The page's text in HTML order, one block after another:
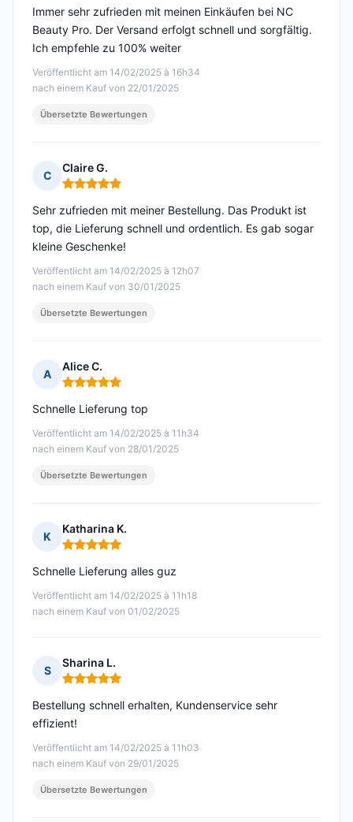
Veröffentlicht am 14/02/2025 à 16h34
nach einem Kauf von 22/01/2025
Immer sehr zufrieden mit meinen Einkäufen bei NC
Beauty Pro. Der Versand erfolgt schnell und sorgfältig.
Ich empfehle zu 100% weiter
Übersetzte Bewertungen
C
Claire G.
Hinweis: 5 von 5
Veröffentlicht am 14/02/2025 à 12h07
nach einem Kauf von 30/01/2025
Sehr zufrieden mit meiner Bestellung. Das Produkt ist
top, die Lieferung schnell und ordentlich. Es gab sogar
kleine Geschenke!
Übersetzte Bewertungen
A
Alice C.
Hinweis: 5 von 5
Veröffentlicht am 14/02/2025 à 11h34
nach einem Kauf von 28/01/2025
Schnelle Lieferung top
Übersetzte Bewertungen
K
Katharina K.
Hinweis: 5 von 5
Veröffentlicht am 14/02/2025 à 11h18
nach einem Kauf von 01/02/2025
Schnelle Lieferung alles guz
S
Sharina L.
Hinweis: 5 von 5
Veröffentlicht am 14/02/2025 à 11h03
nach einem Kauf von 29/01/2025
Bestellung schnell erhalten, Kundenservice sehr
effizient!
Übersetzte Bewertungen